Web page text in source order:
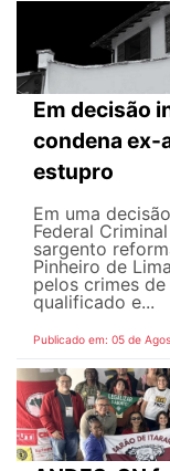
Em decisão
condena ex-
estupro
Em uma
Federal
sargento
Pinheiro de
pelos crimes
qualificado e...
Publicado em: 05 de